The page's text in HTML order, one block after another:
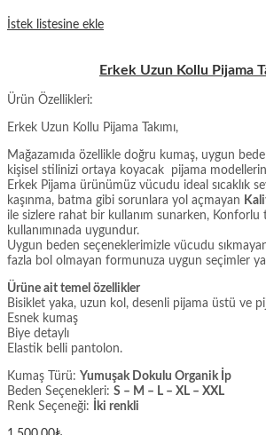
İstek listesine ekle
Erkek Uzun Kollu Pijama
Ürün Özellikleri:
Erkek Uzun Kollu Pijama Takımı,
Mağazamıda özellikle doğru kumaş, uygun
kişisel stilinizi ortaya koyacak pijama
Erkek Pijama ürünümüz vücudu ideal sıcaklık
kaşınma, batma gibi sorunlara yol açmayan
ile sizlere rahat bir kullanım sunarken, Konforlu
kullanımınada uygundur.
Uygun beden seçeneklerimizle vücudu
fazla bol olmayan formunuza uygun seçimler
Ürüne ait temel özellikler
Bisiklet yaka, uzun kol, desenli pijama üstü ve
Esnek kumaş
Biye detaylı
Elastik belli pantolon.
Kumaş Türü: Yumuşak Dokulu Organik İp
Beden Seçenekleri: S – M – L – XL – XXL
Renk Seçeneği:
İki renkli